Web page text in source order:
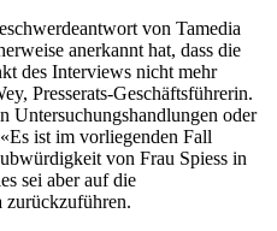
von Tamedia
anerkannt hat, dass die
des Interviews nicht mehr
Presserats-Geschäftsführerin.
Untersuchungshandlungen oder
ist im vorliegenden Fall
von Frau Spiess in
sei aber auf die
zurückzuführen.